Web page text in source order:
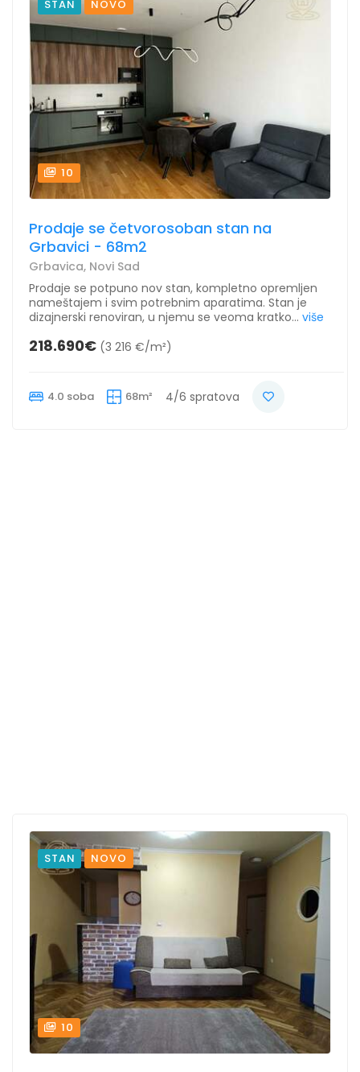
STAN NOVO
10
Prodaje se četvorosoban stan na
Grbavici - 68m2
Grbavica, Novi Sad
Prodaje se potpuno nov stan, kompletno opremljen
nameštajem i svim potrebnim aparatima. Stan je
dizajnerski renoviran, u njemu se veoma kratko... više
218.690€ (3 216 €/m²)
4.0 soba 68m² 4/6 spratova
STAN NOVO
10